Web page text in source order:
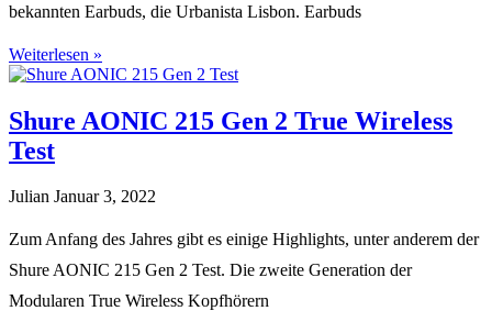
bekannten Earbuds, die Urbanista Lisbon. Earbuds
Weiterlesen »
Shure AONIC 215 Gen 2 True Wireless
Test
Julian Januar 3, 2022
Zum Anfang des Jahres gibt es einige Highlights, unter anderem der
Shure AONIC 215 Gen 2 Test. Die zweite Generation der
Modularen True Wireless Kopfhörern